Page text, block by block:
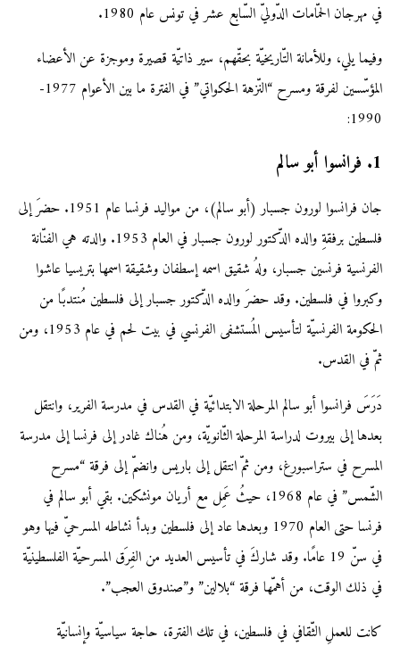
في مهرجان الحمّامات الدّوليّ السّابع عشر في تونس عام 1980.
وفيما يلي، وللأمانة التّاريخيّة بحقّهم، سير ذاتيّة قصيرة وموجزة عن الأعضاء
المؤسّسين لفرقة ومسرح “النّزهة الحكواتي” في الفترة ما بين الأعوام 1977-
1990:
1. فرانسوا أبو سالم
جان فرانسوا لورون جسبار (أبو سالم)، من مواليد فرنسا عام 1951. حضرَ إلى
فلسطين برفقةِ والده الدّكتور لورون جسبار في العام 1953. والدته هي الفنّانة
الفرنسية فرنسين جسبار، ولهُ شقيق اسمه إسطفان وشقيقة اسمها بتريسيا عاشوا
وكبروا في فلسطين. وقد حضرَ والده الدّكتور جسبار إلى فلسطين مُنتدبًا من
الحكومة الفرنسيّة لتأسيس المُستشفى الفرنسي في بيت لحم في عام 1953، ومن
ثمّ في القدس.
دَرَسَ فرانسوا أبو سالم المرحلة الابتدائيّة في القدس في مدرسة الفرير، وانتقل
بعدها إلى بيروت لدراسة المرحلة الثّانويّة، ومن هُناك غادر إلى فرنسا إلى مدرسة
المسرح في ستراسبورغ، ومن ثمّ انتقل إلى باريس وانضمّ إلى فرقة “مسرح
الشّمس” في عام 1968، حيثُ عَمِل مع أريان مونشكين. بقي أبو سالم في
فرنسا حتى العام 1970 وبعدها عاد إلى فلسطين وبدأ نشاطه المسرحيّ فيها وهو
في سنّ 19 عامًا. وقد شاركَ في تأسيس العديد من الفِرَق المسرحيّة الفلسطينيّة
في ذلك الوقت، من أهمّها فرقة “بلالين” و”صندوق العجب”.
كانت للعملِ الثّقافي في فلسطين، في تلك الفترة، حاجة سياسيّة وإنسانيّة